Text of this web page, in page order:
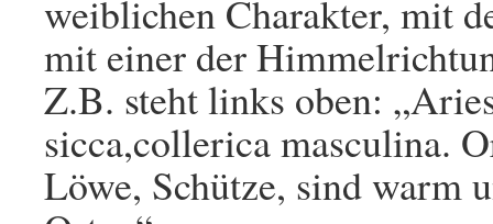
weiblichen Charakter, mit
mit einer der
Z.B. steht links oben:
sicca,collerica masculina.
Löwe, Schütze, sind warm